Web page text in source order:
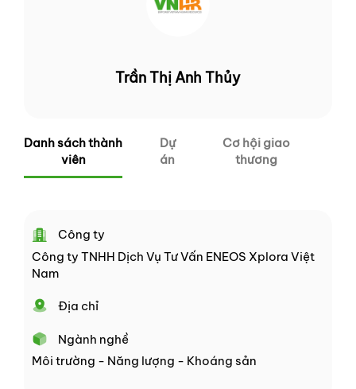
Trần Thị Anh Thủy
Danh sách thành
viên
Dự
án
Cơ hội giao
thương
Công ty
Công ty TNHH Dịch Vụ Tư Vấn ENEOS Xplora Việt
Nam
Địa chỉ
Ngành nghề
Môi trường - Năng lượng - Khoáng sản